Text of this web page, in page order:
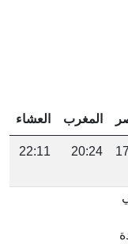
المغرب العشاء
20:24
22:11